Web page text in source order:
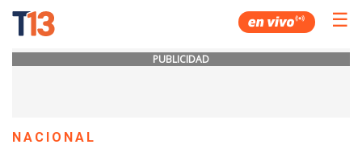
☰
PUBLICIDAD
NACIONAL